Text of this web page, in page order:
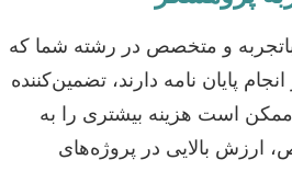
و متخصص در رشته شما که
پایان نامه دارند، تضمین‌کننده
است هزینه بیشتری را به
ارزش بالایی در پروژه‌های